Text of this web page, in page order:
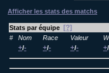
Afficher les stats des matchs
Stats par équipe [?]
# Nom Race Valeur W
+/- +/- +/- +/